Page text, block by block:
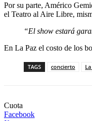
Por su parte, Américo
el Teatro al Aire Libre,
“El show estará
En La Paz el costo de los
TAGS concierto
Cuota
Facebook